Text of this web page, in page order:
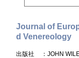
Journal of
d Venereology
出版社 ：JOHN